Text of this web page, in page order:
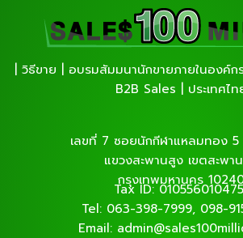
| วิธีขาย | อบรมสัมมนานักขายภายในองค์ก
B2B Sales | ประเทศไท
เลขที่ 7 ซอยนักกีฬาแหลมทอง
แขวงสะพานสูง เขตสะพา
กรุงเทพมหานคร
Tax ID:
Tel: 063-398-7999, 098-
Email: